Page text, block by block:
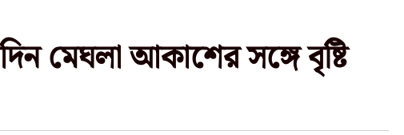
মেঘলা আকাশের সঙ্গে বৃষ্টি